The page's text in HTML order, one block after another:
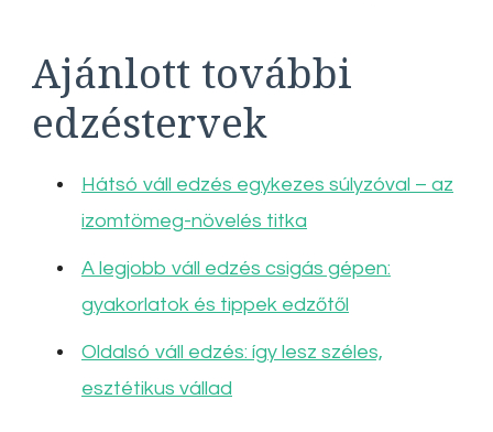
Ajánlott további
edzéstervek
Hátsó váll edzés egykezes súlyzóval – az
izomtömeg-növelés titka
A legjobb váll edzés csigás gépen:
gyakorlatok és tippek edzőtől
Oldalsó váll edzés: így lesz széles,
esztétikus vállad